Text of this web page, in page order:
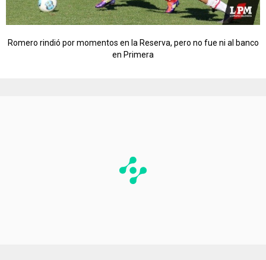
Romero rindió por momentos en la Reserva, pero no fue ni al banco
en Primera